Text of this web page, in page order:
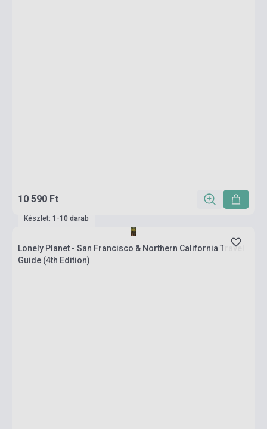
10 590 Ft
Készlet: 1-10 darab
Lonely Planet - San Francisco & Northern California Travel
Guide (4th Edition)